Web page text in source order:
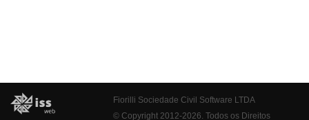
Fiorilli Sociedade Civil Software LTDA
© Copyright 2012-2026. Todos os Direitos